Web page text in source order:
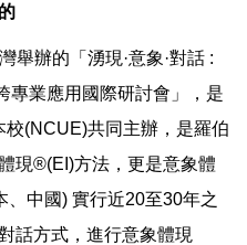
舉辦的「湧現·意象·對話 :
專業應用國際研討會」，是
(NCUE)共同主辦，是羅伯
現®(EI)方法，更是意象體
中國) 實行近20至30年之
話方式，進行意象體現